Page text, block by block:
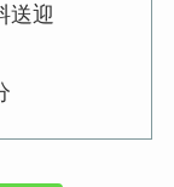
送迎